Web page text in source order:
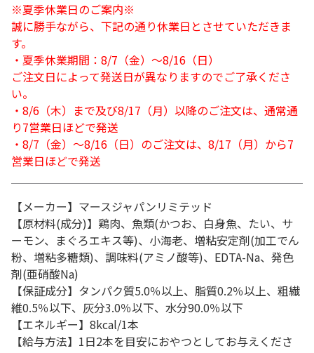
※夏季休業日のご案内※
誠に勝手ながら、下記の通り休業日とさせていただきま
す。
・夏季休業期間：8/7（金）～8/16（日）
ご注文日によって発送日が異なりますのでご了承くださ
い。
・8/6（木）まで及び8/17（月）以降のご注文は、通常通
り7営業日ほどで発送
・8/7（金）～8/16（日）のご注文は、8/17（月）から7
営業日ほどで発送
【メーカー】マースジャパンリミテッド
【原材料(成分)】鶏肉、魚類(かつお、白身魚、たい、サ
ーモン、まぐろエキス等)、小海老、増粘安定剤(加工でん
粉、増粘多糖類)、調味料(アミノ酸等)、EDTA-Na、発色
剤(亜硝酸Na)
【保証成分】タンパク質5.0％以上、脂質0.2％以上、粗繊
維0.5％以下、灰分3.0％以下、水分90.0％以下
【エネルギー】8kcal/1本
【給与方法】1日2本を目安におやつとしてお与えくださ